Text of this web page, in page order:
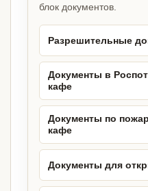
блок документов.
Разрешительные
Документы в
кафе
Документы по
кафе
Документы для